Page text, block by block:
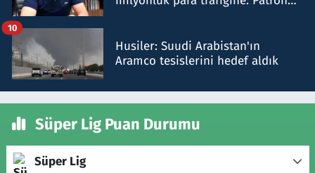
Husiler: Suudi Arabistan'ın
Aramco tesislerini hedef aldık
10
Süper Lig Puan Durumu
Süper Lig